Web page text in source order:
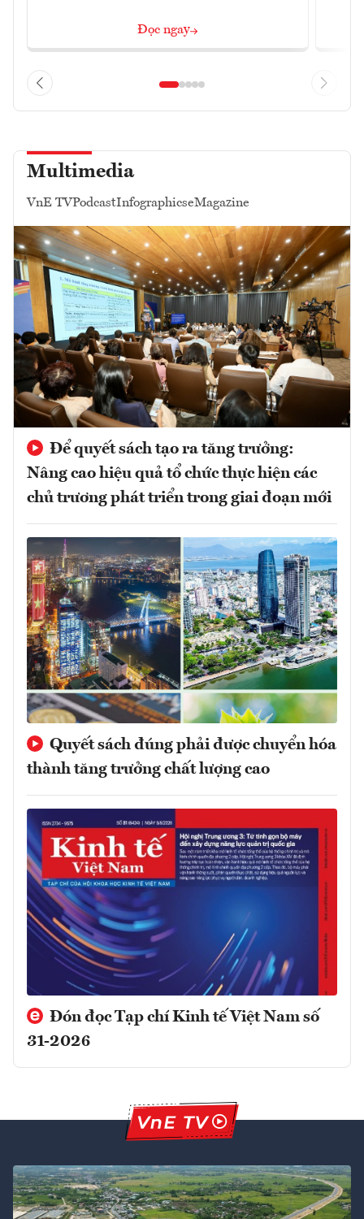
Đọc ngay
Multimedia
VnE TVPodcastInfographicseMagazine
Để quyết sách tạo ra tăng trưởng:
Nâng cao hiệu quả tổ chức thực hiện các
chủ trương phát triển trong giai đoạn mới
Quyết sách đúng phải được chuyển hóa
thành tăng trưởng chất lượng cao
Đón đọc Tạp chí Kinh tế Việt Nam số
31-2026